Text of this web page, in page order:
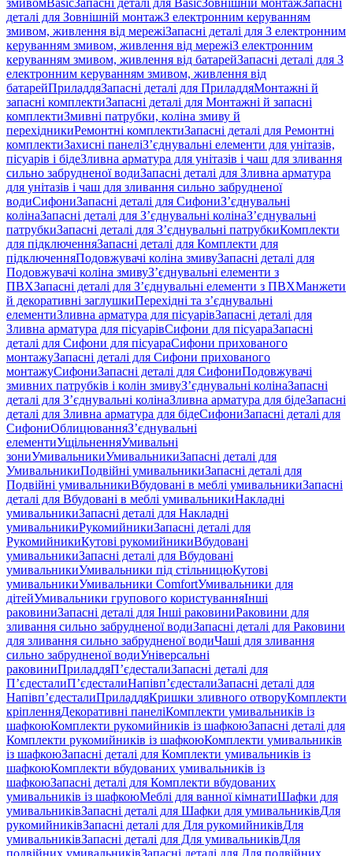
змивомBasicЗапасні деталі для BasicЗовнішній монтажЗапасні
деталі для Зовнішній монтажЗ електронним керуванням
змивом, живлення від мережіЗапасні деталі для З електронним
керуванням змивом, живлення від мережіЗ електронним
керуванням змивом, живлення від батарейЗапасні деталі для З
електронним керуванням змивом, живлення від
батарейПриладдяЗапасні деталі для ПриладдяМонтажні й
запасні комплектиЗапасні деталі для Монтажні й запасні
комплектиЗмивні патрубки, коліна змиву й
перехідникиРемонтні комплектиЗапасні деталі для Ремонтні
комплектиЗахисні панеліЗ’єднувальні елементи для унітазів,
пісуарів і бідеЗливна арматура для унітазів і чаш для зливання
сильно забрудненої водиЗапасні деталі для Зливна арматура
для унітазів і чаш для зливання сильно забрудненої
водиСифониЗапасні деталі для СифониЗ’єднувальні
колінаЗапасні деталі для З’єднувальні колінаЗ’єднувальні
патрубкиЗапасні деталі для З’єднувальні патрубкиКомплекти
для підключенняЗапасні деталі для Комплекти для
підключенняПодовжувачі коліна змивуЗапасні деталі для
Подовжувачі коліна змивуЗ’єднувальні елементи з
ПВХЗапасні деталі для З’єднувальні елементи з ПВХМанжети
й декоративні заглушкиПерехідні та з’єднувальні
елементиЗливна арматура для пісуарівЗапасні деталі для
Зливна арматура для пісуарівСифони для пісуараЗапасні
деталі для Сифони для пісуараСифони прихованого
монтажуЗапасні деталі для Сифони прихованого
монтажуСифониЗапасні деталі для СифониПодовжувачі
змивних патрубків і колін змивуЗ’єднувальні колінаЗапасні
деталі для З’єднувальні колінаЗливна арматура для бідеЗапасні
деталі для Зливна арматура для бідеСифониЗапасні деталі для
СифониОблицюванняЗ’єднувальні
елементиУщільненняУмивальні
зониУмивальникиУмивальникиЗапасні деталі для
УмивальникиПодвійні умивальникиЗапасні деталі для
Подвійні умивальникиВбудовані в меблі умивальникиЗапасні
деталі для Вбудовані в меблі умивальникиНакладні
умивальникиЗапасні деталі для Накладні
умивальникиРукомийникиЗапасні деталі для
РукомийникиКутові рукомийникиВбудовані
умивальникиЗапасні деталі для Вбудовані
умивальникиУмивальники під стільницюКутові
умивальникиУмивальники ComfortУмивальники для
дітейУмивальники групового користуванняІнші
раковиниЗапасні деталі для Інші раковиниРаковини для
зливання сильно забрудненої водиЗапасні деталі для Раковини
для зливання сильно забрудненої водиЧаші для зливання
сильно забрудненої водиУніверсальні
раковиниПриладдяП’єдесталиЗапасні деталі для
П’єдесталиП’єдесталиНапівп’єдесталиЗапасні деталі для
Напівп’єдесталиПриладдяКришки зливного отворуКомплекти
кріпленняДекоративні панеліКомплекти умивальників із
шафкоюКомплекти рукомийників із шафкоюЗапасні деталі для
Комплекти рукомийників із шафкоюКомплекти умивальників
із шафкоюЗапасні деталі для Комплекти умивальників із
шафкоюКомплекти вбудованих умивальників із
шафкоюЗапасні деталі для Комплекти вбудованих
умивальників із шафкоюМеблі для ванної кімнатиШафки для
умивальниківЗапасні деталі для Шафки для умивальниківДля
рукомийниківЗапасні деталі для Для рукомийниківДля
умивальниківЗапасні деталі для Для умивальниківДля
подвійних умивальниківЗапасні деталі для Для подвійних